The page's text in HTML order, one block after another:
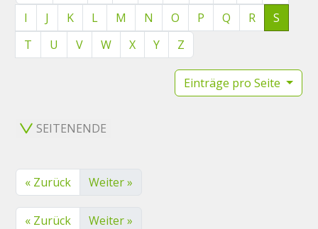
I
J K L M N O P Q R
S
T
U V W X Y Z
Einträge pro Seite
SEITENENDE
« Zurück Weiter »
« Zurück Weiter »